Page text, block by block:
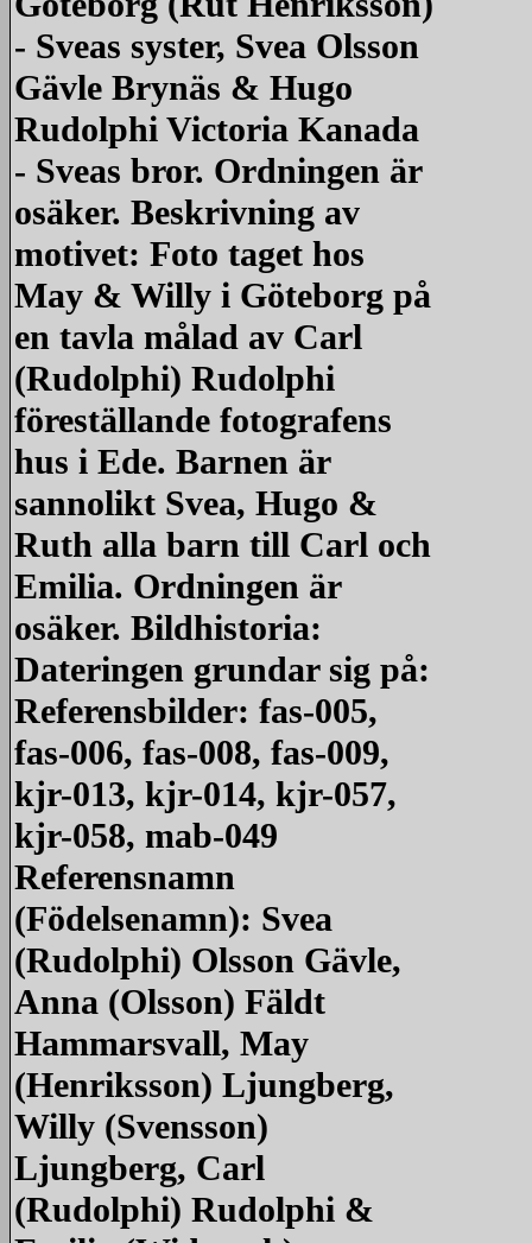
- Sveas syster, Svea Olsson
Gävle Brynäs & Hugo
Rudolphi Victoria Kanada
- Sveas bror. Ordningen är
osäker. Beskrivning av
motivet: Foto taget hos
May & Willy i Göteborg på
en tavla målad av Carl
(Rudolphi) Rudolphi
föreställande fotografens
hus i Ede. Barnen är
sannolikt Svea, Hugo &
Ruth alla barn till Carl och
Emilia. Ordningen är
osäker. Bildhistoria:
Dateringen grundar sig på:
Referensbilder: fas-005,
fas-006, fas-008, fas-009,
kjr-013, kjr-014, kjr-057,
kjr-058, mab-049
Referensnamn
(Födelsenamn): Svea
(Rudolphi) Olsson Gävle,
Anna (Olsson) Fäldt
Hammarsvall, May
(Henriksson) Ljungberg,
Willy (Svensson)
Ljungberg, Carl
(Rudolphi) Rudolphi &